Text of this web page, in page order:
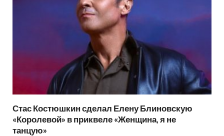
Стас Костюшкин сделал Елену Блиновскую
«Королевой» в приквеле «Женщина, я не
танцую»